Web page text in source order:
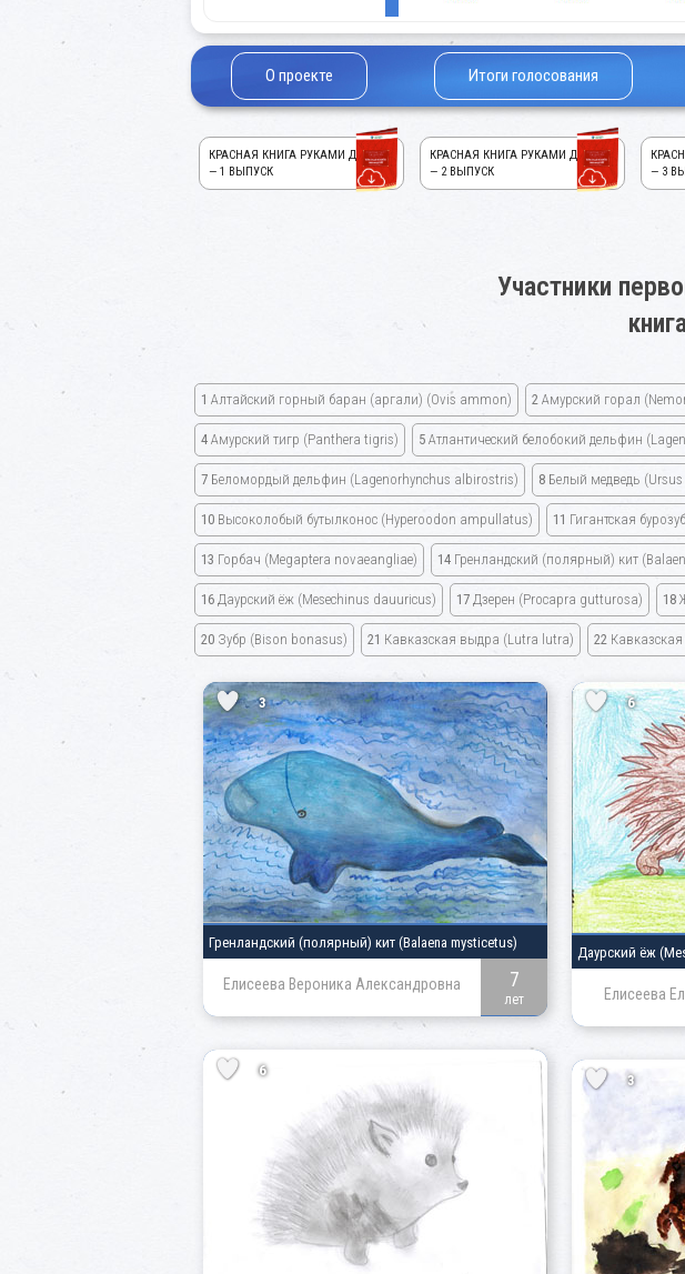
О проекте Итоги голосования
КРАСНАЯ КНИГА РУКАМИ ДЕТЕЙ!
— 1 ВЫПУСК
КРАСНАЯ КНИГА РУКАМИ ДЕТЕЙ!
— 2 ВЫПУСК
— 3
Участники
1 Алтайский горный баран (аргали) (Ovis ammon) 2 Амурский горал
4 Амурский тигр (Panthera tigris) 5 Атлантический белобокий дельфин
7 Беломордый дельфин (Lagenorhynchus albirostris) 8 Белый медведь
10 Высоколобый бутылконос (Hyperoodon ampullatus) 11 Гигантская
13 Горбач (Megaptera novaeangliae) 14 Гренландский (полярный) кит
16 Даурский ёж (Mesechinus dauuricus) 17 Дзерен (Procapra gutturosa) 18
20 Зубр (Bison bonasus) 21 Кавказская выдра (Lutra lutra) 22
3
Гренландский (полярный) кит (Balaena mysticetus)
Елисеева Вероника Александровна 7
лет
6
Даурский ёж
Елисеева
6
3